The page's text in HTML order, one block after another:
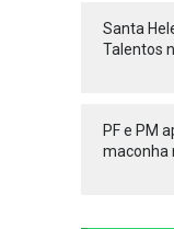
Santa
Talentos
PF e PM
maconha